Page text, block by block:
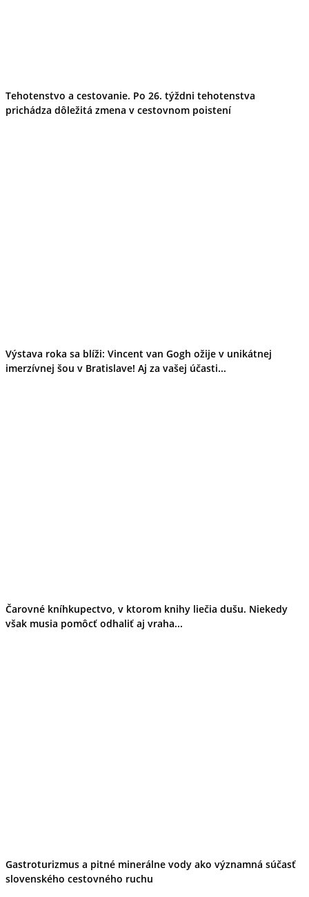
Tehotenstvo a cestovanie. Po 26. týždni tehotenstva
prichádza dôležitá zmena v cestovnom poistení
Výstava roka sa blíži: Vincent van Gogh ožije v unikátnej
imerzívnej šou v Bratislave! Aj za vašej účasti...
Čarovné kníhkupectvo, v ktorom knihy liečia dušu. Niekedy
však musia pomôcť odhaliť aj vraha...
Gastroturizmus a pitné minerálne vody ako významná súčasť
slovenského cestovného ruchu